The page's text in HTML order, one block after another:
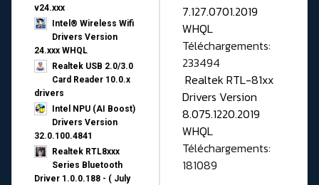
v24.xxx
Intel® Wireless Wifi
Drivers Version
24.xxx WHQL
Realtek USB 2.0/3.0
Card Reader 10.0.x
drivers
Intel NPU (AI Boost)
Drivers Version
32.0.100.4841
Realtek RTL8xxx
Series Bluetooth
Driver 1.0.0.188 - ( July
7.127.0701.2019
WHQL
Téléchargements:
233494
Realtek RTL-81xx
Drivers Version
8.075.1220.2019
WHQL
Téléchargements:
181089